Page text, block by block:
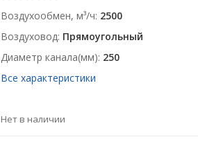
Воздухообмен, м³/ч 2500
Воздуховод Прямоугольный
Диаметр канала(мм) 250
Все характеристики
Нет в наличии